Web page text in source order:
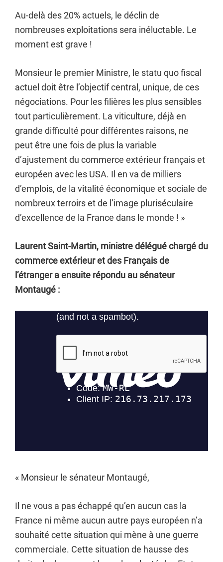
Au-delà des 20% actuels, le déclin de
nombreuses exploitations sera inéluctable. Le
moment est grave !
Monsieur le premier Ministre, le statu quo fiscal
actuel doit être l’objectif central, unique, de ces
négociations. Pour les filières les plus sensibles
tout particulièrement. La viticulture, déjà en
grande difficulté pour différentes raisons, ne
peut être une fois de plus la variable
d’ajustement du commerce extérieur français et
européen avec les USA. Il en va de milliers
d’emplois, de la vitalité économique et sociale de
nombreux terroirs et de l’image pluriséculaire
d’excellence de la France dans le monde ! »
Laurent Saint-Martin, ministre délégué chargé du
commerce extérieur et des Français de
l’étranger a ensuite répondu au sénateur
Montaugé :
« Monsieur le sénateur Montaugé,
Il ne vous a pas échappé qu’en aucun cas la
France ni même aucun autre pays européen n’a
souhaité cette situation qui mène à une guerre
commerciale. Cette situation de hausse des